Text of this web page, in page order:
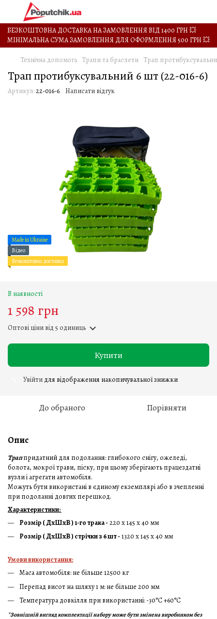
БЕЗКОШТОВНА ДОСТАВКА НА ЗАМОВЛЕННЯ ВІД 1400 ГРН 💥
МІНІМАЛЬНА СУМА ЗАМОВЛЕННЯ ДЛЯ ОФОРМЛЕННЯ 500 ГРН 💥
Технічна допомога Трапи та браслети Трап
Трап протибуксувальний 6 шт (22-016-6)
Артикул:22-016-6 Написати відгук
Made in Ukraine
Відео
Безкоштовна доставка
В наявності
1 598 грн
Оптові ціни від 5 одиниць
Купити
Увійти для відображення накопичувальної знижки
До обраного Порівняти
Опис
Траппридатний для подолання: глибокого снігу, ожеледі,
болота, мокрої трави, піску, при цьому зберігають працездатні
вузли і агрегати автомобіля.
Можуть бути використані в єдиному екземплярі або в зчепленні
при подоланні довгих перешкод.
Характеристики:
Розмір ( ДхШхВ ) 1-го трака -220 х 145 х 40 мм
Розмір ( ДхШхВ ) стрічки з 6 шт -1320 х 145 х 40 мм
Умови використання:
Маса автомобіля: не більше 12500 кг
Перепад висот на шляху 1 м: не більше 200 мм
Температура довкілля при використанні: -30°C +60°C
*Зовнішній вигляд комплектації набору може бути змінена виробником без